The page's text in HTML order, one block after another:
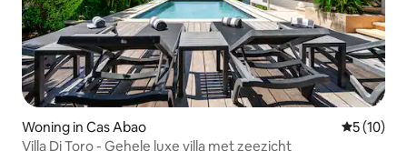
Woning in Cas Abao
5 (10)
Villa Di Toro - Gehele luxe villa met zeezicht